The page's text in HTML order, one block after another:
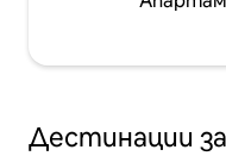
Дестинации